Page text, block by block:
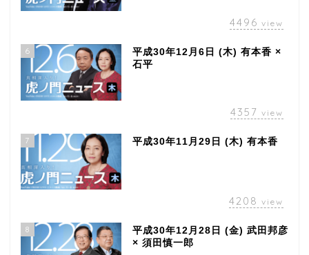
4496 view
6
平成30年12月6日 (木) 有本香 ×
石平
4357 view
7 平成30年11月29日 (木) 有本香
4208 view
8
平成30年12月28日 (金) 武田邦彦
× 須田慎一郎